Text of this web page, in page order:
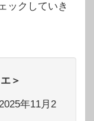
ックしていき
＞
年11月2